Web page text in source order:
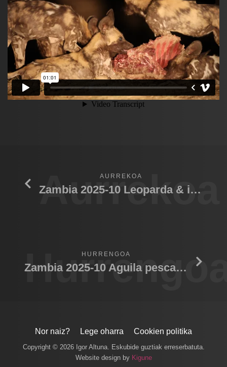
Aurrekoa
AURREKOA
Zambia 2025-10 Leoparda & impala
HURRENGOA
Zambia 2025-10 Aguila pescadora
Nor naiz? Lege oharra Cookien politika
Copyright © 2026 Igor Altuna. Eskubide guztiak erreserbatuta.
Website design by Kigune